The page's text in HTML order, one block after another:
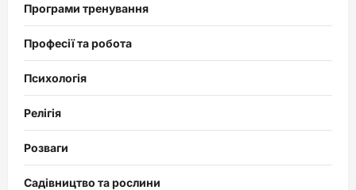
Програми тренування
Професії та робота
Психологія
Релігія
Розваги
Садівництво та рослини